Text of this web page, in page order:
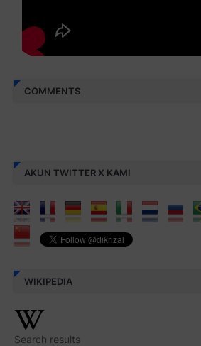
COMMENTS
AKUN TWITTER X KAMI
WIKIPEDIA
Search results